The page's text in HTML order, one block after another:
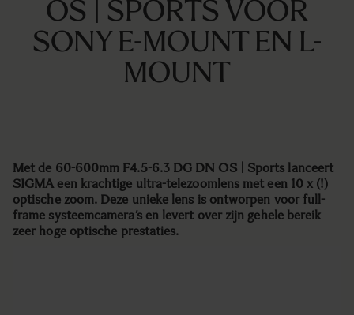
OS | SPORTS VOOR
SONY E-MOUNT EN L-
MOUNT
Met de 60-600mm F4.5-6.3 DG DN OS | Sports lanceert
SIGMA een krachtige ultra-telezoomlens met een 10 x (!)
optische zoom. Deze unieke lens is ontworpen voor full-
frame systeemcamera’s en levert over zijn gehele bereik
zeer hoge optische prestaties.